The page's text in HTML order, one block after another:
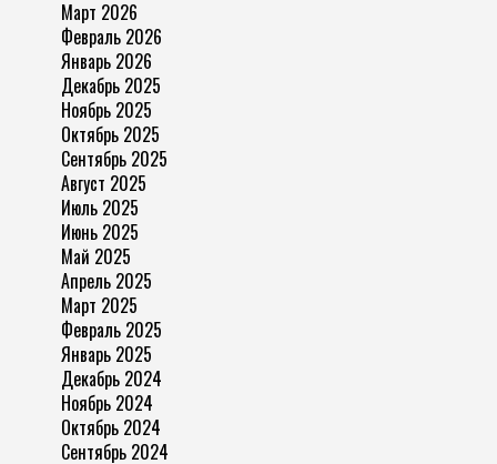
Март 2026
Февраль 2026
Январь 2026
Декабрь 2025
Ноябрь 2025
Октябрь 2025
Сентябрь 2025
Август 2025
Июль 2025
Июнь 2025
Май 2025
Апрель 2025
Март 2025
Февраль 2025
Январь 2025
Декабрь 2024
Ноябрь 2024
Октябрь 2024
Сентябрь 2024